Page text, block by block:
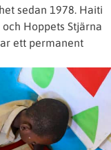
sedan 1978. Haiti
Hoppets Stjärna
ett permanent